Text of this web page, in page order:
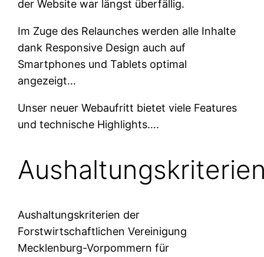
der Website war längst überfällig.
Im Zuge des Relaunches werden alle Inhalte
dank Responsive Design auch auf
Smartphones und Tablets optimal
angezeigt…
Unser neuer Webaufritt bietet viele Features
und technische Highlights….
Aushaltungskriterien der
Forstwirtschaftlichen Vereinigung
Mecklenburg-Vorpommern für